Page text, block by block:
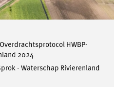
HWBP-
2024
- Waterschap Rivierenland